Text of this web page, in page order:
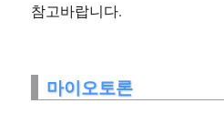
참고바랍니다.
마이오토론